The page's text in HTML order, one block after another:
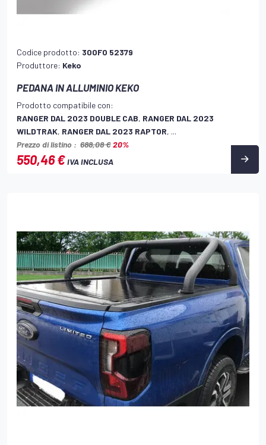
Codice prodotto: 300FO 52379
Produttore: Keko
PEDANA IN ALLUMINIO KEKO
Prodotto compatibile con:
RANGER DAL 2023 DOUBLE CAB, RANGER DAL 2023
WILDTRAK, RANGER DAL 2023 RAPTOR, ...
Prezzo di listino : 688,08 €20%
550,46 €IVA INCLUSA